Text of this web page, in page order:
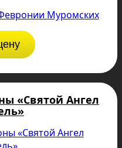
«Святой Ангел